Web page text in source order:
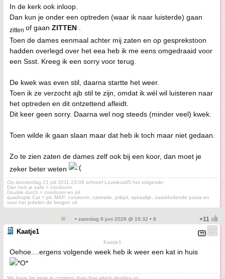
In de kerk ook inloop.
Dan kun je onder een optreden (waar ik naar luisterde) gaan
zitten of gaan ZITTEN
Toen de dames eenmaal achter mij zaten en op gesprekstoon
hadden overlegd over het eea heb ik me eens omgedraaid voor
een Ssst. Kreeg ik een sorry voor terug.
De kwek was even stil, daarna startte het weer.
Toen ik ze verzocht ajb stil te zijn, omdat ik wél wil luisteren naar
het optreden en dit ontzettend afleidt.
Dit keer geen sorry. Daarna wel nog steeds (minder veel) kwek.
Toen wilde ik gaan slaan maar dat heb ik toch maar niet gedaan.
Zo te zien zaten de dames zelf ook bij een koor, dan moet je
zeker beter weten
Op donderdag 21 juli 2011 23:08 schreef Loveless85 het volgende:
Dan heb je safe = condoom
Double dutch = condoom en pil
quadruple Cat = pil, MAP, condoom, castratie, prikpil, spiraaltje, zaaddodende pasta en
voor het jodelen de bergen uit
• zaterdag 6 juni 2026 @ 16:32 • 8
Kaatje1
Kaatje1
Oehoe....ergens volgende week heb ik weer een kat in huis
We have far more in common than that which devides us..